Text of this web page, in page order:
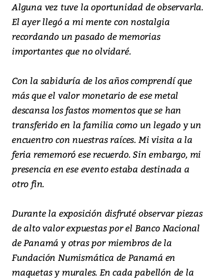
Alguna vez tuve la oportunidad de observarla.
El ayer llegó a mi mente con nostalgia
recordando un pasado de memorias
importantes que no olvidaré.
Con la sabiduría de los años comprendí que
más que el valor monetario de ese metal
descansa los fastos momentos que se han
transferido en la familia como un legado y un
encuentro con nuestras raíces. Mi visita a la
feria rememoró ese recuerdo. Sin embargo, mi
presencia en ese evento estaba destinada a
otro fin.
Durante la exposición disfruté observar piezas
de alto valor expuestas por el Banco Nacional
de Panamá y otras por miembros de la
Fundación Numismática de Panamá en
maquetas y murales. En cada pabellón de la